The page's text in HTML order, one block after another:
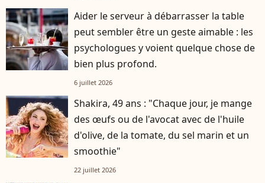
Aider le serveur à débarrasser la table
peut sembler être un geste aimable : les
psychologues y voient quelque chose de
bien plus profond.
6 juillet 2026
Shakira, 49 ans : "Chaque jour, je mange
des œufs ou de l'avocat avec de l'huile
d'olive, de la tomate, du sel marin et un
smoothie"
22 juillet 2026